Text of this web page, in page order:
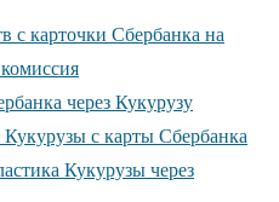
с карточки Сбербанка на
через Кукурузу
с карты Сбербанка
Кукурузы через